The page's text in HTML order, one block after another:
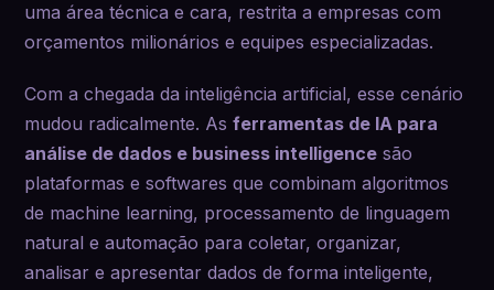
uma área técnica e cara, restrita a empresas com
orçamentos milionários e equipes especializadas.
Com a chegada da inteligência artificial, esse cenário
mudou radicalmente. Asferramentas de IA para
análise de dados e business intelligence são
plataformas e softwares que combinam algoritmos
de machine learning, processamento de linguagem
natural e automação para coletar, organizar,
analisar e apresentar dados de forma inteligente,